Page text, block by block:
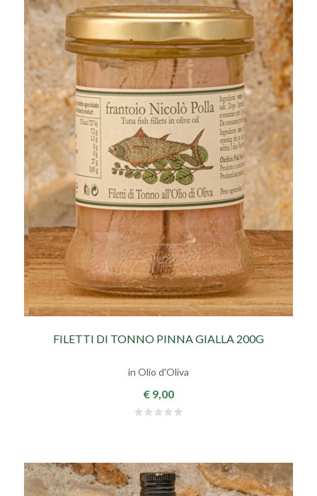
FILETTI DI TONNO PINNA GIALLA 200G
in Olio d'Oliva
€ 9,00